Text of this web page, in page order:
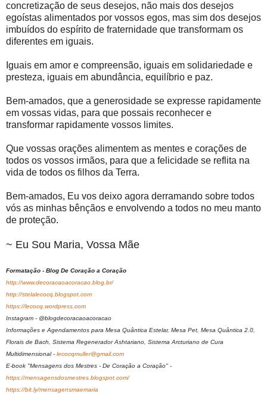
concretização de seus desejos, não mais dos desejos
egoístas alimentados por vossos egos, mas sim dos desejos
imbuídos do espírito de fraternidade que transformam os
diferentes em iguais.
Iguais em amor e compreensão, iguais em solidariedade e
presteza, iguais em abundância, equilíbrio e paz.
Bem-amados, que a generosidade se expresse rapidamente
em vossas vidas, para que possais reconhecer e
transformar rapidamente vossos limites.
Que vossas orações alimentem as mentes e corações de
todos os vossos irmãos, para que a felicidade se reflita na
vida de todos os filhos da Terra.
Bem-amados, Eu vos deixo agora derramando sobre todos
vós as minhas bênçãos e envolvendo a todos no meu manto
de proteção.
~ Eu Sou Maria, Vossa Mãe
Formatação - Blog De Coração a Coração
http://www.decoracaoacoracao.blog.br/
http://stelalecocq.blogspot.com
https://lecocq.wordpress.com
Instagram - @blogdecoracaoacoracao
Informações e Agendamentos para Mesa Quântica Estelar, Mesa Pet, Mesa Quântica 2.0,
Florais de Bach, Sistema Regenerador Ashtariano, Sistema Arcturiano de Cura
Multidimensional - lecocqmuller@gmail.com
E-book "Mensagens dos Mestres - De Coração a Coração" -
https://mensagensdosmestres.blogspot.com/
https://bit.ly/mensagensmaemaria